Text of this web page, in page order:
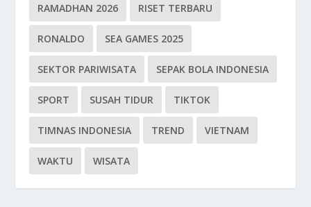
RAMADHAN 2026 RISET TERBARU
RONALDO SEA GAMES 2025
SEKTOR PARIWISATA SEPAK BOLA INDONESIA
SPORT SUSAH TIDUR TIKTOK
TIMNAS INDONESIA TREND VIETNAM
WAKTU WISATA